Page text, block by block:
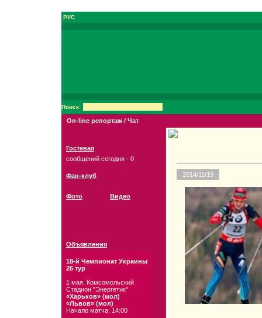
РУС
Поиск
On-line репортаж / Чат
Гостевая
сообщений сегодня - 0
Фан-клуб
Фото Видео
Объявления
18-й Чемпионат Украины
26 тур
1 мая. Комсомольский
Стадион "Энергетик"
«Харьков» (мол)
«Львов» (мол)
Начало матча: 14:00
2014/11/19